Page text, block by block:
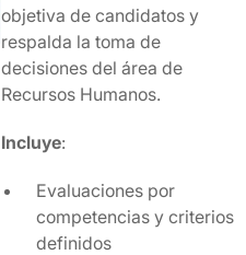
objetiva de candidatos y
respalda la toma de
decisiones del área de
Recursos Humanos.
Incluye:
Evaluaciones por
competencias y criterios
definidos